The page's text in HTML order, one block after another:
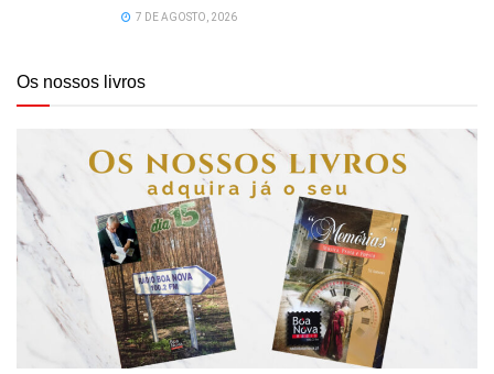
7 DE AGOSTO, 2026
Os nossos livros